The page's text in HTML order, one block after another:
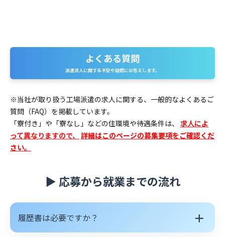
よくある質問
派遣求人に関する不安や疑問にお答えします。
※当社が取り扱う工場派遣の求人に関する、一般的なよくあるご
質問（FAQ）を掲載しています。
「寮付き」や「寮なし」などの住環境や待遇条件は、 求人によ
って異なりますので、 詳細はこのページの募集要項をご確認くだ
さい。
▶ 応募から就業までの流れ
履歴書は必要ですか？ ＋